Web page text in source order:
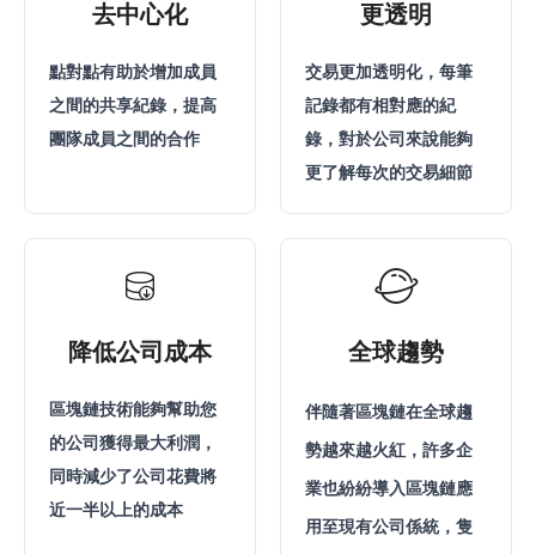
去中心化
點對點有助於增加成員
之間的共享紀錄，提高
團隊成員之間的合作
更透明
交易更加透明化，每筆
記錄都有相對應的紀
錄，對於公司來說能夠
更了解每次的交易細節
降低公司成本
區塊鏈技術能夠幫助您
的公司獲得最大利潤，
同時減少了公司花費將
近一半以上的成本
全球趨勢
伴隨著區塊鏈在全球趨
勢越來越火紅，許多企
業也紛紛導入區塊鏈應
用至現有公司係統，隻